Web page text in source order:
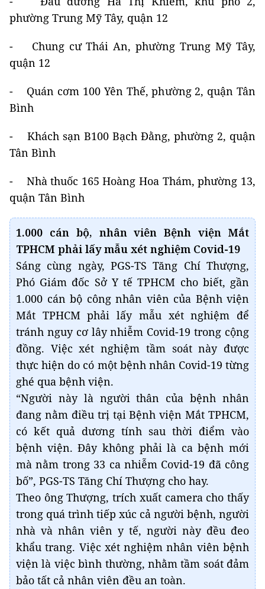
phường Trung Mỹ Tây, quận 12
- Chung cư Thái An, phường Trung Mỹ Tây,
quận 12
- Quán cơm 100 Yên Thế, phường 2, quận Tân
Bình
- Khách sạn B100 Bạch Đằng, phường 2, quận
Tân Bình
- Nhà thuốc 165 Hoàng Hoa Thám, phường 13,
quận Tân Bình
1.000 cán bộ, nhân viên Bệnh viện Mắt
TPHCM phải lấy mẫu xét nghiệm Covid-19
Sáng cùng ngày, PGS-TS Tăng Chí Thượng,
Phó Giám đốc Sở Y tế TPHCM cho biết, gần
1.000 cán bộ công nhân viên của Bệnh viện
Mắt TPHCM phải lấy mẫu xét nghiệm để
tránh nguy cơ lây nhiễm Covid-19 trong cộng
đồng. Việc xét nghiệm tầm soát này được
thực hiện do có một bệnh nhân Covid-19 từng
ghé qua bệnh viện.
“Người này là người thân của bệnh nhân
đang nằm điều trị tại Bệnh viện Mắt TPHCM,
có kết quả dương tính sau thời điểm vào
bệnh viện. Đây không phải là ca bệnh mới
mà nằm trong 33 ca nhiễm Covid-19 đã công
bố”, PGS-TS Tăng Chí Thượng cho hay.
Theo ông Thượng, trích xuất camera cho thấy
trong quá trình tiếp xúc cả người bệnh, người
nhà và nhân viên y tế, người này đều đeo
khẩu trang. Việc xét nghiệm nhân viên bệnh
viện là việc bình thường, nhằm tầm soát đảm
bảo tất cả nhân viên đều an toàn.